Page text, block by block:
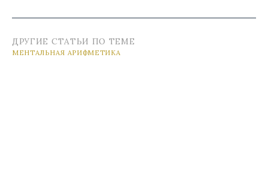
ДРУГИЕ СТАТЬИ ПО ТЕМЕ
МЕНТАЛЬНАЯ АРИФМЕТИКА